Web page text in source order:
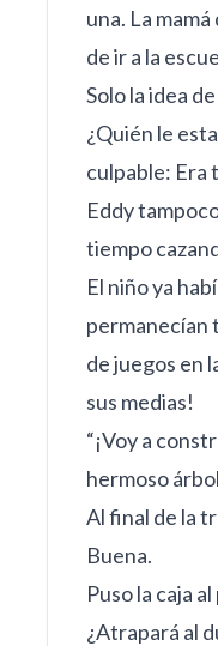
una. La
de ir a la
Solo la idea
¿Quién le
culpable: Era
Eddy
tiempo
El niño ya
permanecían
de juegos en
sus medias!
“¡Voy a
hermoso
Al final de la
Buena.
Puso la caja
¿Atrapará al